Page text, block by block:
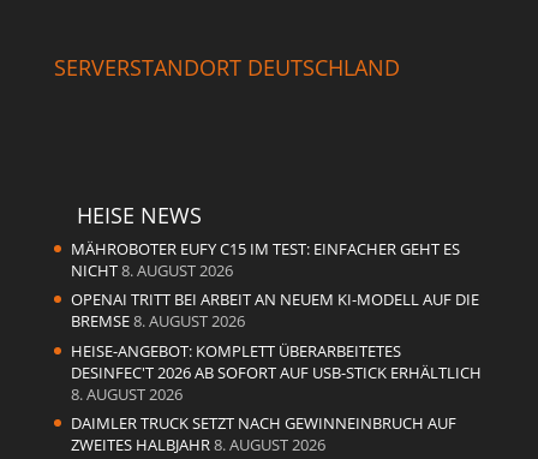
SERVERSTANDORT DEUTSCHLAND
HEISE NEWS
MÄHROBOTER EUFY C15 IM TEST: EINFACHER GEHT ES
NICHT8. AUGUST 2026
OPENAI TRITT BEI ARBEIT AN NEUEM KI-MODELL AUF DIE
BREMSE8. AUGUST 2026
HEISE-ANGEBOT: KOMPLETT ÜBERARBEITETES
DESINFEC'T 2026 AB SOFORT AUF USB-STICK ERHÄLTLICH
8. AUGUST 2026
DAIMLER TRUCK SETZT NACH GEWINNEINBRUCH AUF
ZWEITES HALBJAHR8. AUGUST 2026